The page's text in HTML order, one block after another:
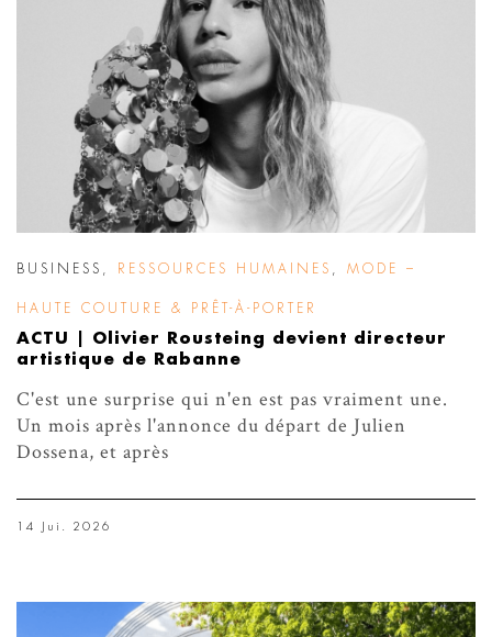
BUSINESS RESSOURCES HUMAINES MODE –
HAUTE COUTURE & PRÊT-À-PORTER
ACTU | Olivier Rousteing devient directeur
artistique de Rabanne
C'est une surprise qui n'en est pas vraiment une.
Un mois après l'annonce du départ de Julien
Dossena, et après
14 Jui. 2026